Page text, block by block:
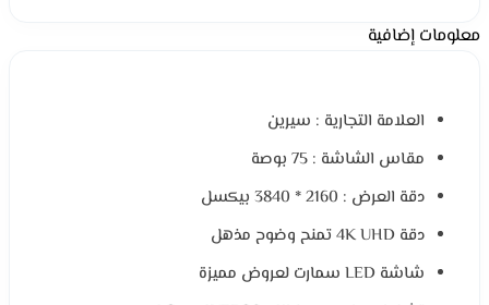
معلومات إضافية
العلامة التجارية : سيرين
مقاس الشاشة : 75 بوصة
دقة العرض : 2160 * 3840 بيكسل
دقة 4K UHD تمنح وضوح مذهل
شاشة LED سمارت لعروض مميزة